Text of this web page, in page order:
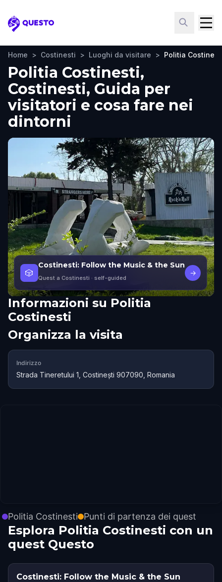
Questo
Home > Costinesti > Luoghi da visitare > Politia
Politia Costinesti,
Costinesti, Guida per
visitatori e cosa fare nei
dintorni
🎲
Costinesti: Follow the Music & the Sun
Quest a Costinesti · self-guided
→
Informazioni su Politia
Costinesti
Organizza la visita
Indirizzo
Strada Tineretului 1, Costinești 907090, Romania
Politia Costinesti Punti di partenza dei quest
Esplora Politia Costinesti con un
quest Questo
Costinesti: Follow the Music & the Sun